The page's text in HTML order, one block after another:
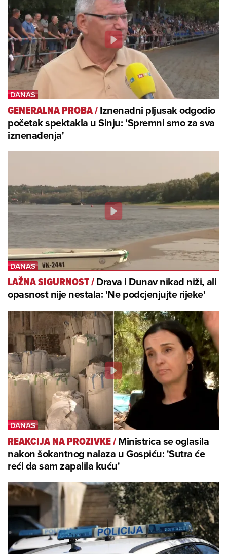
GENERALNA PROBA/Iznenadni pljusak odgodio
početak spektakla u Sinju: 'Spremni smo za sva
iznenađenja'
LAŽNA SIGURNOST/Drava i Dunav nikad niži, ali
opasnost nije nestala: 'Ne podcjenjujte rijeke'
REAKCIJA NA PROZIVKE/Ministrica se oglasila
nakon šokantnog nalaza u Gospiću: 'Sutra će
reći da sam zapalila kuću'